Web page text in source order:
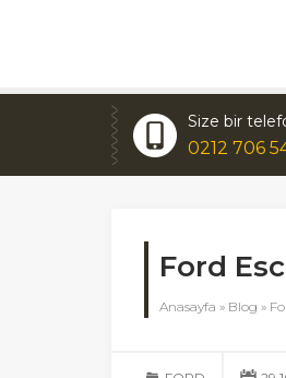
Size bir
0212 706
Ford
Anasayfa » Blog »